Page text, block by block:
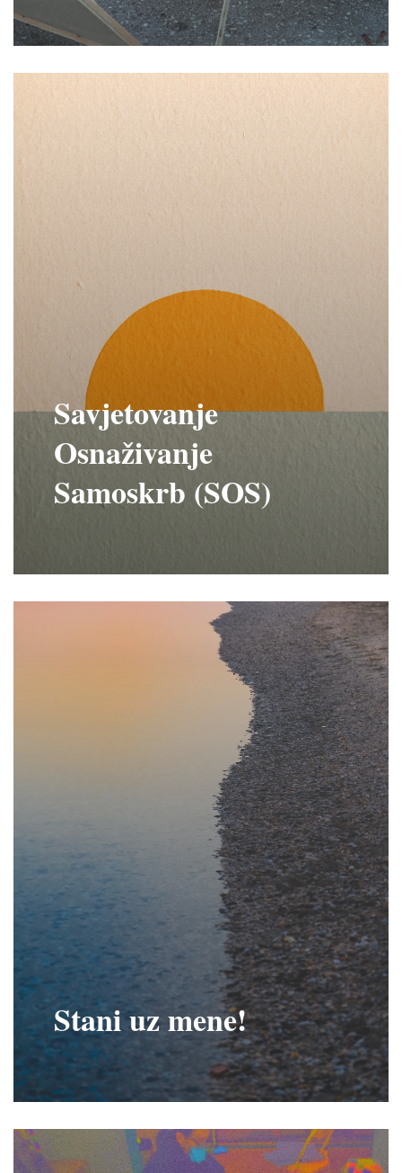
Savjetovanje
Osnaživanje
Samoskrb (SOS)
Stani uz mene!